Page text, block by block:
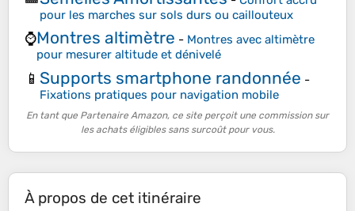
pour les marches sur sols durs ou caillouteux
⌚Montres altimètre - Montres avec altimètre
pour mesurer altitude et dénivelé
📱 Supports smartphone randonnée -
Fixations pratiques pour navigation mobile
En tant que Partenaire Amazon, ce site perçoit une commission sur
les achats éligibles sans surcoût pour vous.
À propos de cet itinéraire